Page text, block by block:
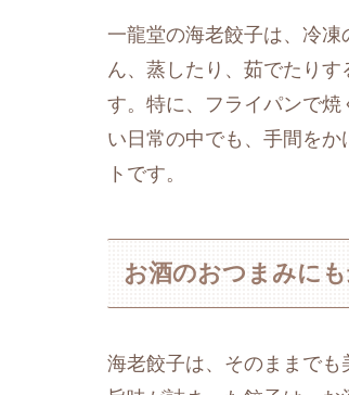
一龍堂の海老餃子は、冷
ん、蒸したり、茹でたり
す。特に、フライパンで
い日常の中でも、手間を
トです。
お酒のおつまみに
海老餃子は、そのままで